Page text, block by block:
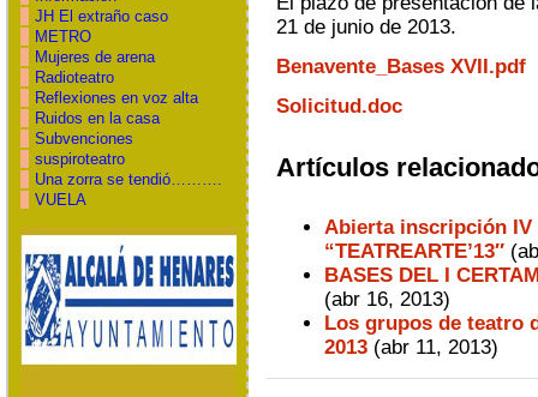
JH El extraño caso
METRO
Mujeres de arena
Radioteatro
Reflexiones en voz alta
Ruidos en la casa
Subvenciones
suspiroteatro
Una zorra se tendió……….
VUELA
21 de junio de 2013.
Benavente_Bases XVII.pdf
Solicitud.doc
Artículos
Abierta inscripción IV
“TEATREARTE’13″
BASES DEL I
(abr 16, 2013)
Los grupos de teatro
2013(abr 11, 2013)